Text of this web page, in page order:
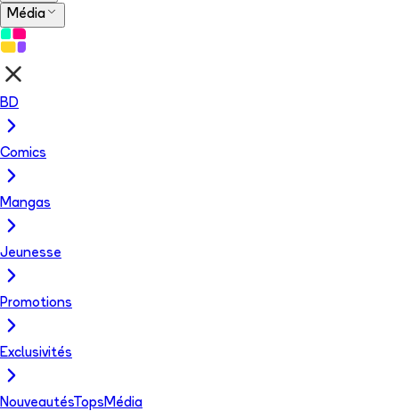
Média
BD
Comics
Mangas
Jeunesse
Promotions
Exclusivités
NouveautésTops Média